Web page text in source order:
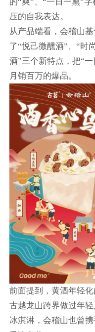
压的自我表达。
从产品端看，会稽山
了“悦己微醺酒”、“时
酒”三个新特点，把“
月销百万的爆品。
前面提到，黄酒年轻
古越龙山跨界做过年
冰淇淋，会稽山也曾